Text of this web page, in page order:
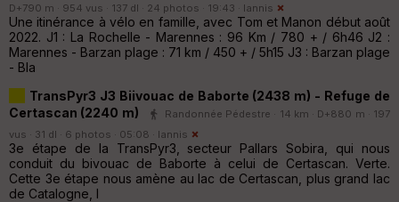
D+790 m · 954 vus · 137 dl · 24 photos · 19:43 · Iannis
Une itinérance à vélo en famille, avec Tom et Manon début août
2022. J1 : La Rochelle - Marennes : 96 Km / 780 + / 6h46 J2 :
Marennes - Barzan plage : 71 km / 450 + / 5h15 J3 : Barzan plage
- Bla
TransPyr3 J3 Biivouac de Baborte (2438 m) - Refuge de
Certascan (2240 m)
Randonnée Pédestre · 14 km · D+880 m · 197
vus · 31 dl · 6 photos · 05:08 · Iannis
3e étape de la TransPyr3, secteur Pallars Sobira, qui nous
conduit du bivouac de Baborte à celui de Certascan. Verte.
Cette 3e étape nous amène au lac de Certascan, plus grand lac
de Catalogne, l